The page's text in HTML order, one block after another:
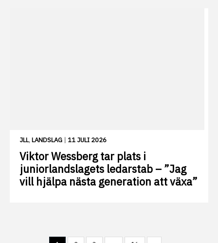
JLL,LANDSLAG | 11 JULI 2026
Viktor Wessberg tar plats i
juniorlandslagets ledarstab – ”Jag
vill hjälpa nästa generation att växa”